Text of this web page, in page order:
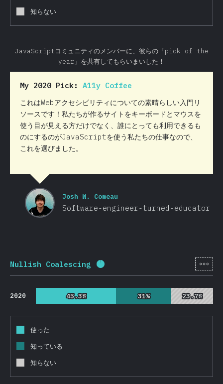
知らない
JavaScriptコミュニティのメンバーに、彼らの「pick of the
year」を共有してもらいまいした！
My 2020 Pick: A11y Coffee
これはWebアクセシビリティについての素晴らしい入門リ
ソースです！私たちが作るサイトをキーボードとマウスを
使う目が見える方だけでなく、誰にとっても利用できるも
のにするのがJavaScriptを使う私たちの仕事なので、
これを選びました。
Josh W. Comeau
Software-engineer-turned-educator
Nullish Coalescing 回答記入率： 22737 )[ja-
2020 45.3%
45.3% 31%
31% 23.7%
23.7%
使った
知っている
知らない